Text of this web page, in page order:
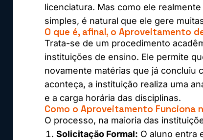
licenciatura. Mas como ele
simples, é natural que ele gere
O que é, afinal, o Aproveitamento
Trata-se de um procedimento
instituições de ensino. Ele permite
novamente matérias que já concluiu
aconteça, a instituição realiza uma
e a carga horária das disciplinas.
Como o Aproveitamento Funciona
O processo, na maioria das
Solicitação Formal: O aluno entra